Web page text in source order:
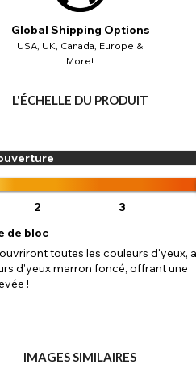
Global Shipping Options
USA, UK, Canada, Europe &
More!
L'ÉCHELLE DU PRODUIT
2 3
de bloc
toutes les couleurs d'yeux,
d'yeux marron foncé, offrant une
!
IMAGES SIMILAIRES